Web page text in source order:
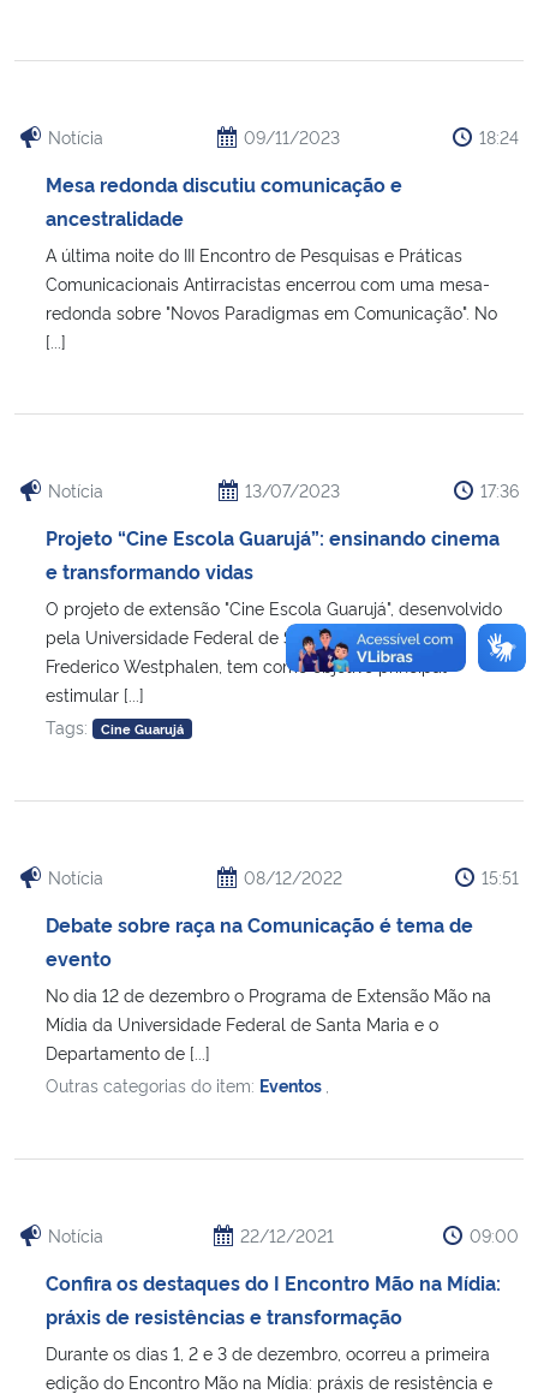
Planalto
Notícia 09/11/2023 18:24
Mesa redonda discutiu comunicação e
ancestralidade
A última noite do III Encontro de Pesquisas e Práticas
Comunicacionais Antirracistas encerrou com uma mesa-
redonda sobre "Novos Paradigmas em Comunicação". No
[...]
Notícia 13/07/2023 17:36
Projeto “Cine Escola Guarujá”: ensinando cinema
e transformando vidas
O projeto de extensão "Cine Escola Guarujá", desenvolvido
pela Universidade Federal de Santa Maria, Campus
Frederico Westphalen, tem como objetivo principal
estimular [...]
Tags:
Cine Guarujá
Notícia 08/12/2022 15:51
Debate sobre raça na Comunicação é tema de
evento
No dia 12 de dezembro o Programa de Extensão Mão na
Mídia da Universidade Federal de Santa Maria e o
Departamento de [...]
Outras categorias do item: Eventos
Notícia 22/12/2021 09:00
Confira os destaques do I Encontro Mão na Mídia:
práxis de resistências e transformação
Durante os dias 1, 2 e 3 de dezembro, ocorreu a primeira
edição do Encontro Mão na Mídia: práxis de resistência e